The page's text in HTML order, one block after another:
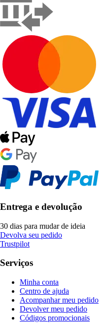
Entrega e devolução
30 dias para mudar de ideia
Devolva seu pedido
Trustpilot
Serviços
Minha conta
Centro de ajuda
Acompanhar meu pedido
Devolver meu pedido
Códigos promocionais